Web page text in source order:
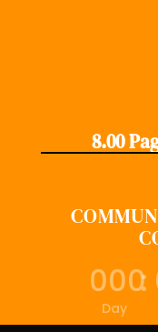
8.00
000
Day
: